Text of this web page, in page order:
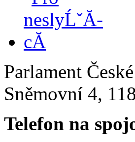
Parlament
Sněmovní 4,
Telefon na